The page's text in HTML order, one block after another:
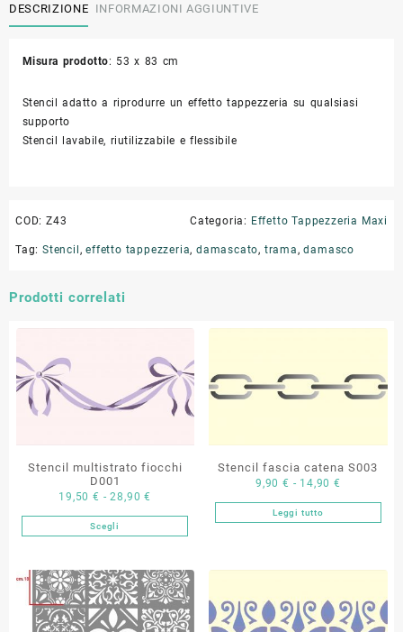
DESCRIZIONE INFORMAZIONI AGGIUNTIVE
Misura prodotto: 53 x 83 cm
Stencil adatto a riprodurre un effetto tappezzeria su qualsiasi
supporto
Stencil lavabile, riutilizzabile e flessibile
COD: Z43 Categoria: Effetto Tappezzeria Maxi
Tag: Stencil ,effetto tappezzeria,damascato, trama,damasco
Prodotti correlati
Stencil multistrato fiocchi
D001
19,50€ - 28,90€
di
prezzo:
19,50 €
a
28,90 €
ScegliQuesto
ha
più
varianti.
Le
Stencil fascia catena S003
9,90 € - 14,90 €
di
prezzo:
Leggi tutto